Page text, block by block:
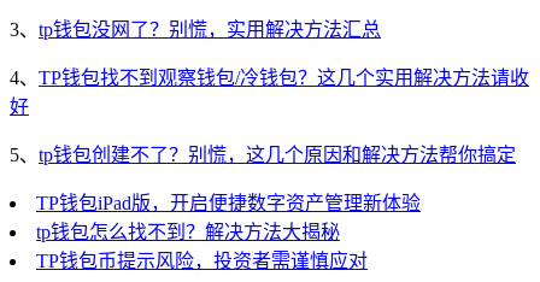
3、 tp钱包没网了？别慌，实用解决方法汇总
4、 TP钱包找不到观察钱包/冷钱包？这几个实用解决方法请收
好
5、 tp钱包创建不了？别慌，这几个原因和解决方法帮你搞定
TP钱包iPad版，开启便捷数字资产管理新体验
tp钱包怎么找不到？解决方法大揭秘
TP钱包币提示风险，投资者需谨慎应对